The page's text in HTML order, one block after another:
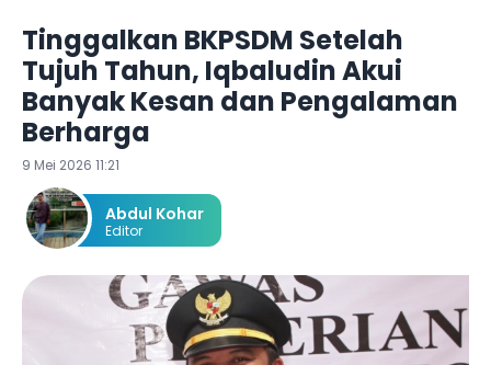
Tinggalkan BKPSDM Setelah
Tujuh Tahun, Iqbaludin Akui
Banyak Kesan dan Pengalaman
Berharga
9 Mei 2026 11:21
Abdul Kohar
Editor